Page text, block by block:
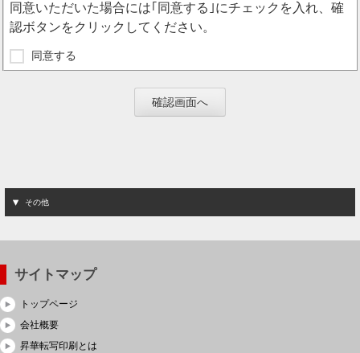
同意いただいた場合には｢同意する｣にチェックを入れ、確
認ボタンをクリックしてください。
同意する
その他
サイトマップ
トップページ
会社概要
昇華転写印刷とは